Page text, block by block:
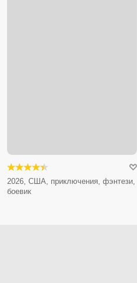
2026, США, приключения, фэнтези,
боевик